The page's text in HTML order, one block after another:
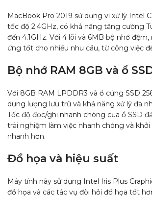
MacBook Pro 2019 sử dụng vi xử lý Intel
tốc độ 2.4GHz, có khả năng tăng cường
đến 4.1GHz. Với 4 lõi và 6MB bộ nhớ
ứng tốt cho nhiều nhu cầu, từ công việc
Bộ nhớ RAM 8GB và ổ
Với 8GB RAM LPDDR3 và ổ cứng SSD
dung lượng lưu trữ và khả năng xử lý đa
Tốc độ đọc/ghi nhanh chóng của ổ SSD
trải nghiệm làm việc nhanh chóng và
nhanh hơn.
Đồ họa và hiệu suất
Máy tính này sử dụng Intel Iris Plus
đồ họa và các tác vụ đòi hỏi đồ họa tốt